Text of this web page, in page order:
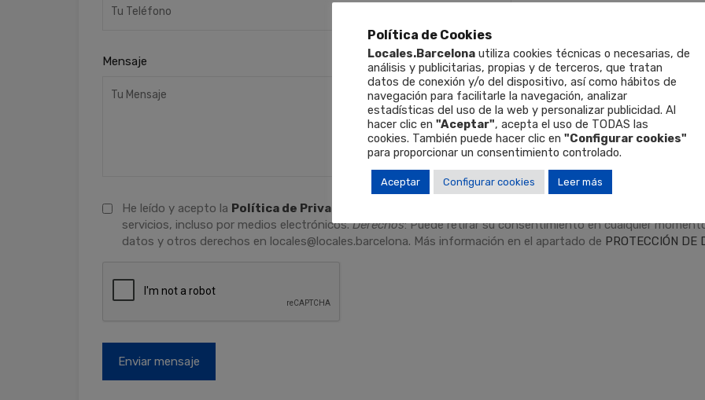
Mensaje
He leído y acepto la Política de Privacidad
: Responder a sus solicitudes y remitirle
servicios, incluso por medios electrónicos.Derechos: Puede retirar su consentimiento en cualquier
datos y otros derechos en locales@locales.barcelona. Más información en el apartado de PROTECCIÓN DE
Política de Cookies
Locales.Barcelona utiliza cookies técnicas o necesarias, de
análisis y publicitarias, propias y de terceros, que tratan
datos de conexión y/o del dispositivo, así como hábitos de
navegación para facilitarle la navegación, analizar
estadísticas del uso de la web y personalizar publicidad. Al
hacer clic en "Aceptar", acepta el uso de TODAS las
cookies. También puede hacer clic en "Configurar cookies"
para proporcionar un consentimiento controlado.
Aceptar Configurar cookies Leer más